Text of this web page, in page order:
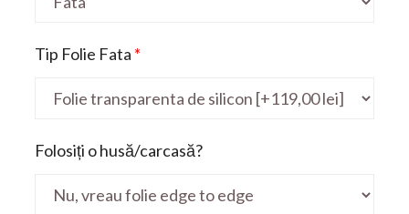
Tip Folie Fata *
Folosiți o husă/carcasă?